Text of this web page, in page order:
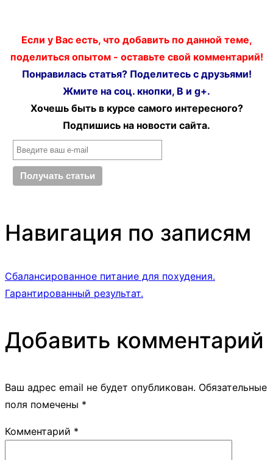
Если у Вас есть, что добавить по данной теме,
поделиться опытом - оставьте свой комментарий!
Понравилась статья? Поделитесь с друзьями!
Жмите на соц. кнопки, В и g+.
Хочешь быть в курсе самого интересного?
Подпишись на новости сайта.
Навигация по записям
Сбалансированное питание для похудения.
Гарантированный результат.
Добавить комментарий
Ваш адрес email не будет опубликован. Обязательные
поля помечены *
Комментарий *